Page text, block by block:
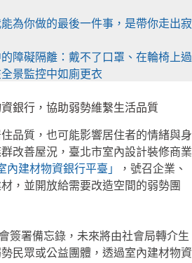
為你做的最後一件事，是帶你走出寂
障礙隔離：戴不了口罩、在輪椅上過
景監控中如廁更衣
銀行，協助弱勢維繫生活品質
品質，也可能影響居住者的情緒與身
改善屋況，臺北市室內設計裝修商業
內建材物資銀行平臺」
，號召企業、
，並開放給需要改造空間的弱勢團
簽署備忘錄，未來將由社會局轉介生
民眾或公益團體，透過室內建材物資